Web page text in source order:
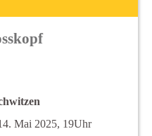
Mai 2025, 19Uhr